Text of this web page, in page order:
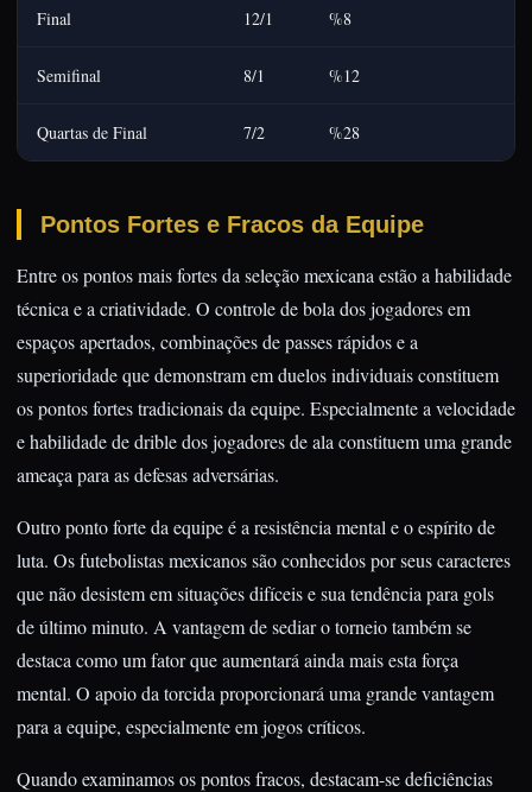
Final 12/1 %8
Semifinal 8/1 %12
Quartas de Final 7/2 %28
Pontos Fortes e Fracos da Equipe
Entre os pontos mais fortes da seleção mexicana estão a habilidade
técnica e a criatividade. O controle de bola dos jogadores em
espaços apertados, combinações de passes rápidos e a
superioridade que demonstram em duelos individuais constituem
os pontos fortes tradicionais da equipe. Especialmente a velocidade
e habilidade de drible dos jogadores de ala constituem uma grande
ameaça para as defesas adversárias.
Outro ponto forte da equipe é a resistência mental e o espírito de
luta. Os futebolistas mexicanos são conhecidos por seus caracteres
que não desistem em situações difíceis e sua tendência para gols
de último minuto. A vantagem de sediar o torneio também se
destaca como um fator que aumentará ainda mais esta força
mental. O apoio da torcida proporcionará uma grande vantagem
para a equipe, especialmente em jogos críticos.
Quando examinamos os pontos fracos, destacam-se deficiências